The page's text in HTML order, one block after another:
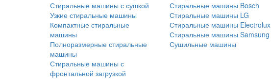
Стиральные машины с сушкой
Узкие стиральные машины
Компактные стиральные
машины
Полноразмерные стиральные
машины
Стиральные машины с
фронтальной загрузкой
Стиральные машины Bosch
Стиральные машины LG
Стиральные машины Electrolux
Стиральные машины Samsung
Сушильные машины